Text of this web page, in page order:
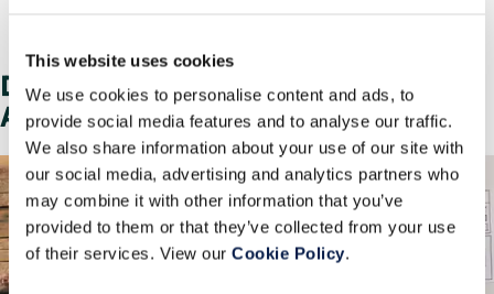
This website uses cookies
We use cookies to personalise content and ads, to
provide social media features and to analyse our traffic.
We also share information about your use of our site with
our social media, advertising and analytics partners who
may combine it with other information that you’ve
provided to them or that they’ve collected from your use
of their services. View our Cookie Policy.
Darum sollten Sie Manhattan
Associates wählen: